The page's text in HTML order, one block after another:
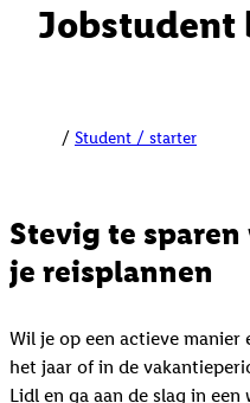
Jobstudent
Student / starter
Stevig te
je reisplannen
Wil je op een actieve
het jaar of in de
Lidl en ga aan de slag in